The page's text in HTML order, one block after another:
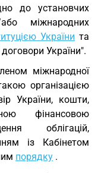
до установчих
міжнародних
України та
України".
міжнародної
організацією
України, кошти,
фінансовою
облігацій,
із Кабінетом
порядку .